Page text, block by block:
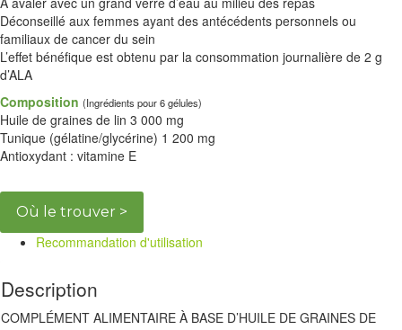
Déconseillé aux femmes ayant des antécédents personnels ou
familiaux de cancer du sein
L’effet bénéfique est obtenu par la consommation journalière de 2 g
d’ALA
Composition (Ingrédients pour 6 gélules)
Huile de graines de lin 3 000 mg
Tunique (gélatine/glycérine) 1 200 mg
Antioxydant : vitamine E
Où le trouver >
Recommandation d'utilisation
Description
COMPLÉMENT ALIMENTAIRE À BASE D’HUILE DE GRAINES DE